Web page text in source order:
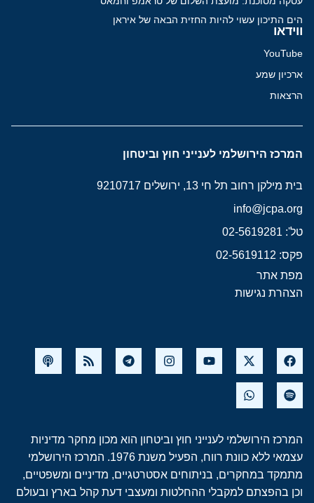
הים התיכון עשוי להיות החזית הבאה של איראן
ווידאו
YouTube
ארכיון שמע
הרצאות
המרכז הירושלמי לענייני חוץ וביטחון
בית מילקן רחוב תל חי 13, ירושלים 9210717
info@jcpa.org
טל': 02-5619281
פקס: 02-5619112
מפת אתר
הצהרת נגישות
המרכז הירושלמי לענייני חוץ וביטחון הוא מכון מחקר מדיניות
עצמאי ללא כוונת רווח, הפעיל משנת 1976. המרכז הירושלמי
מתמקד במחקרים, בניתוחים אסטרטגיים, מדיניים ומשפטיים,
וכן בהפצתם למקבלי ההחלטות ומעצבי דעת קהל בארץ ובעולם